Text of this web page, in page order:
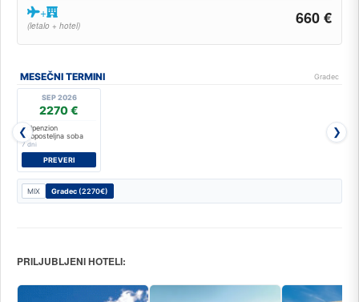
+
(letalo + hotel) 660 €
MESEČNI TERMINI Gradec
❮
SEP 2026
2270 €
Polpenzion
Dvoposteljna soba
7 dni
PREVERI
❯
MIX Gradec (2270€)
PRILJUBLJENI HOTELI: